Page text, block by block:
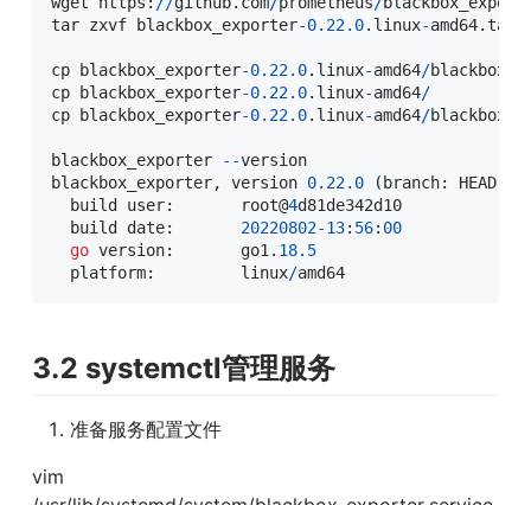
tar zxvf blackbox_exporter-0.22.0. linux-amd64.tar
cp blackbox_exporter-0.22.0. linux-amd64/
cp blackbox_exporter-0.22.0. linux-amd64/
cp blackbox_exporter-0.22.0. linux-amd64/blackbox
blackbox_exporter --version
blackbox_exporter, version 0.22.0 ( branch: HEAD
  build user
:
       root@
4d81de342d10
  build date
: 20220802-13: 56: 00
go version:
       go1
. 18.5
  platform
:
         linux
/amd64
3.2 systemctl管理服务
准备服务配置文件
vim